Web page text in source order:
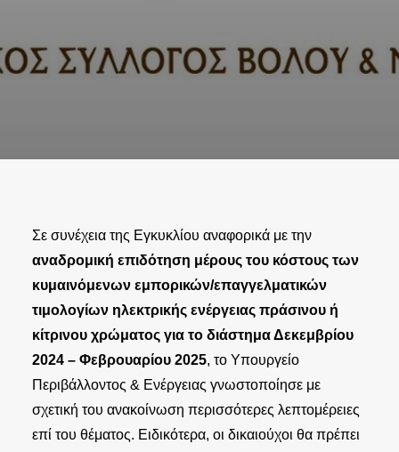
Σε συνέχεια της Εγκυκλίου αναφορικά με την
αναδρομική επιδότηση μέρους του κόστους των
κυμαινόμενων εμπορικών/επαγγελματικών
τιμολογίων ηλεκτρικής ενέργειας πράσινου ή
κίτρινου χρώματος για το διάστημα Δεκεμβρίου
2024 – Φεβρουαρίου 2025, το Υπουργείο
Περιβάλλοντος & Ενέργειας γνωστοποίησε με
σχετική του ανακοίνωση περισσότερες λεπτομέρειες
επί του θέματος. Ειδικότερα, οι δικαιούχοι θα πρέπει